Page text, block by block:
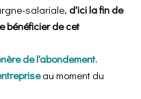
salariale, d'ici la fin de
bénéficier de cet
de l'abondement.
au moment du